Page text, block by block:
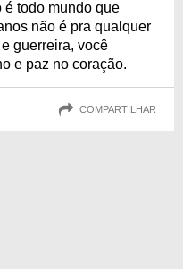
é todo mundo que
não é pra qualquer
guerreira, você
e paz no coração.
COMPARTILHAR